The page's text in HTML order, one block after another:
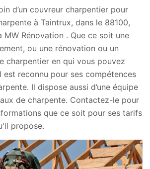
d’un couvreur charpentier pour
à Taintrux, dans le 88100,
Rénovation . Que ce soit une
ou une rénovation ou un
charpentier en qui vous pouvez
est reconnu pour ses compétences
Il dispose aussi d’une équipe
de charpente. Contactez-le pour
que ce soit pour ses tarifs
propose.